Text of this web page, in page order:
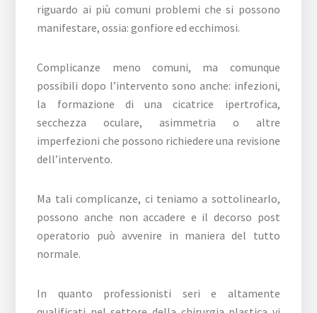
riguardo ai più comuni problemi che si possono
manifestare, ossia: gonfiore ed ecchimosi.
Complicanze meno comuni, ma comunque
possibili dopo l’intervento sono anche: infezioni,
la formazione di una cicatrice ipertrofica,
secchezza oculare, asimmetria o altre
imperfezioni che possono richiedere una revisione
dell’intervento.
Ma tali complicanze, ci teniamo a sottolinearlo,
possono anche non accadere e il decorso post
operatorio può avvenire in maniera del tutto
normale.
In quanto professionisti seri e altamente